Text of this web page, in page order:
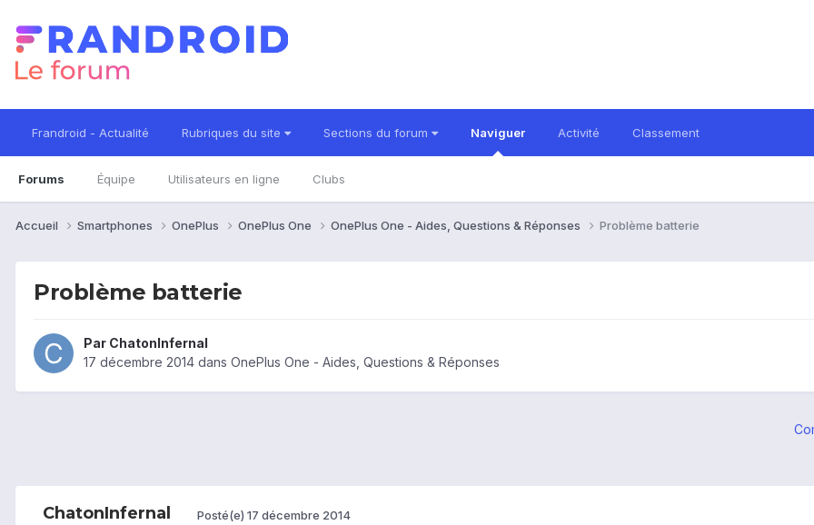
Frandroid - Actualité Rubriques du site Sections du forum Naviguer
Forums Équipe Utilisateurs en ligne Clubs
Activité Classement
Accueil Smartphones OnePlus OnePlus One OnePlus One - Aides, Questions & Réponses Problème batterie
Problème batterie
Par ChatonInfernal
17 décembre 2014 dans OnePlus One - Aides, Questions & Réponses
ChatonInfernal Posté(e) 17 décembre 2014